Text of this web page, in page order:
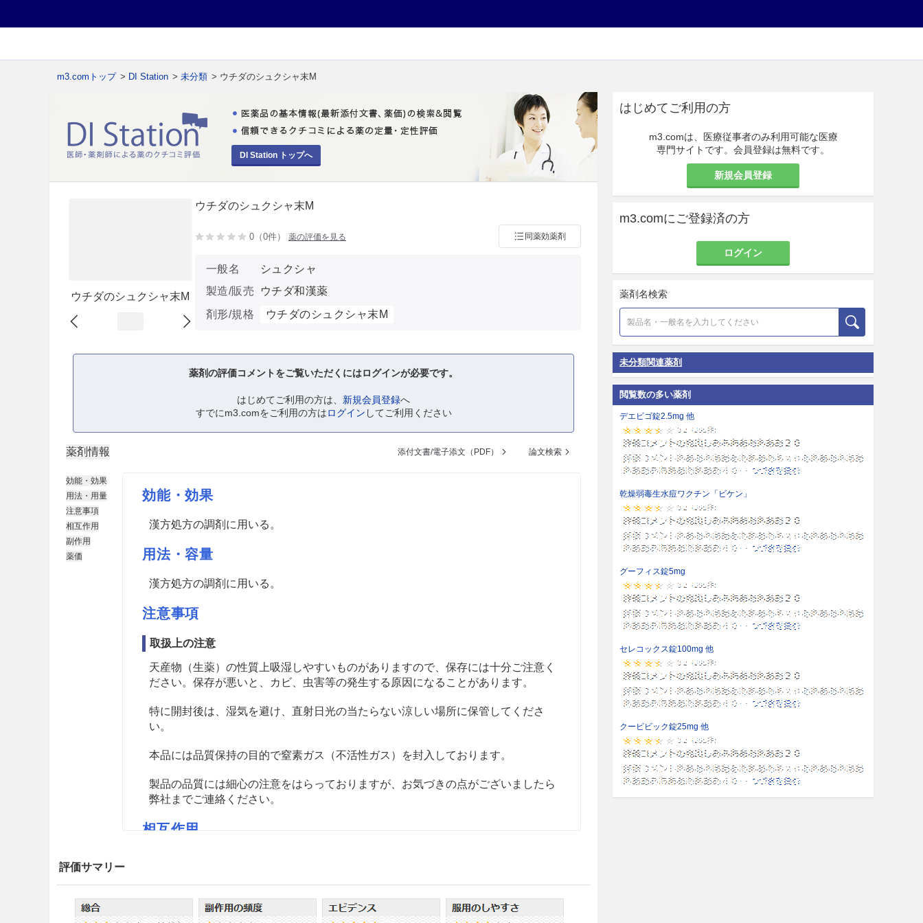
m3.comトップ > DI Station > 未分類 > ウチダのシュクシャ末M
DI Station トップへ
ウチダのシュクシャ末M
ウチダのシュクシャ末M
0（0件） 薬の評価を見る 同薬効薬剤
一般名
シュクシャ
製造/販売
ウチダ和漢薬
剤形/規格
ウチダのシュクシャ末M
薬剤の評価コメントをご覧いただくにはログインが必要です。
はじめてご利用の方は、 新規会員登録へ
すでにm3.comをご利用の方はログイン してご利用ください
薬剤情報 添付文書/電子添文（PDF） 論文検索
効能・効果
用法・用量
注意事項
相互作用
副作用
薬価
効能・効果
漢方処方の調剤に用いる。
用法・容量
漢方処方の調剤に用いる。
注意事項
取扱上の注意
天産物（生薬）の性質上吸湿しやすいものがありますので、保存には十分ご注意く
ださい。保存が悪いと、カビ、虫害等の発生する原因になることがあります。
特に開封後は、湿気を避け、直射日光の当たらない涼しい場所に保管してくださ
い。
本品には品質保持の目的で窒素ガス（不活性ガス）を封入しております。
製品の品質には細心の注意をはらっておりますが、お気づきの点がございましたら
弊社までご連絡ください。
相互作用
薬価
ウチダのシュクシャ末M 5.59円／ｇ
評価サマリー
はじめてご利用の方
m3.comは、医療従事者のみ利用可能な医療
専門サイトです。会員登録は無料です。
新規会員登録
m3.comにご登録済の方
ログイン
薬剤名検索
未分類関連薬剤
閲覧数の多い薬剤
デエビゴ錠2.5mg 他
乾燥弱毒生水痘ワクチン「ビケン」
グーフィス錠5mg
セレコックス錠100mg 他
クービビック錠25mg 他